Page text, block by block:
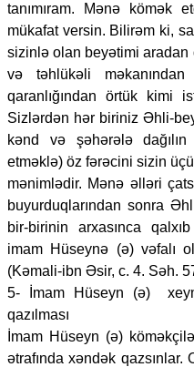
tanımıram. Mənə kömək
mükafat versin. Bilirəm ki,
sizinlə olan beyətimi aradan
və təhlükəli
qaranlığından örtük kimi
Sizlərdən hər biriniz Əhli-
kənd və şəhərələ
etməklə) öz fərəcini sizin
mənimlədir. Mənə əlləri
buyurduqlarından sonra
bir-birinin arxasınca
imam Hüseynə (ə) vəfalı
(Kəmali-ibn Əsir, c. 4. Səh.
5- İmam Hüseyn (ə)
qazılması
İmam Hüseyn (ə)
ətrafında xəndək